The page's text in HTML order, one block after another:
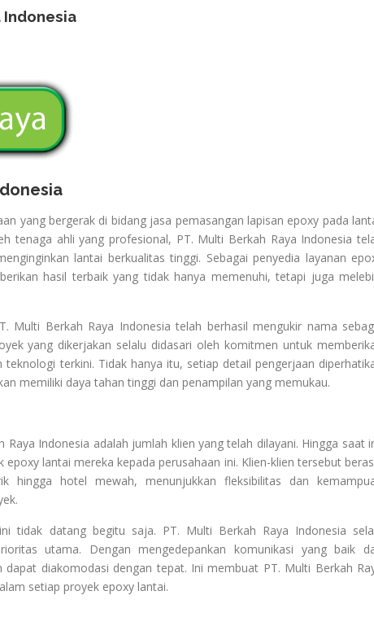
Indonesia
yang bergerak di bidang jasa pemasangan lapisan epoxy pada
tenaga ahli yang profesional, PT. Multi Berkah Raya Indonesia
lantai berkualitas tinggi. Sebagai penyedia layanan
hasil terbaik yang tidak hanya memenuhi, tetapi juga
Multi Berkah Raya Indonesia telah berhasil mengukir nama
yang dikerjakan selalu didasari oleh komitmen untuk
terkini. Tidak hanya itu, setiap detail pengerjaan
memiliki daya tahan tinggi dan penampilan yang memukau.
Indonesia adalah jumlah klien yang telah dilayani. Hingga saat
lantai mereka kepada perusahaan ini. Klien-klien tersebut
hingga hotel mewah, menunjukkan fleksibilitas dan
tidak datang begitu saja. PT. Multi Berkah Raya Indonesia
utama. Dengan mengedepankan komunikasi yang baik
diakomodasi dengan tepat. Ini membuat PT. Multi Berkah
setiap proyek epoxy lantai.